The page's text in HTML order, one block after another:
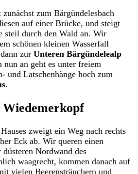
zum Bärgündelesbach
auf einer Brücke, und steigt
steil durch den Wald an. Wir
schönen kleinen Wasserfall
zurUnteren Bärgündelealp
an geht es unter freiem
und Latschenhänge hoch zum
.
zweigt ein Weg nach rechts
Eck ab. Wir queren einen
Nordwand des
waagrecht, kommen danach auf
vielen Beerensträuchern und